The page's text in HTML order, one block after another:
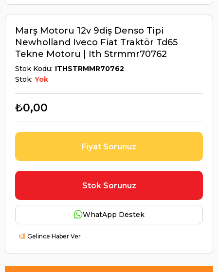
Marş Motoru 12v 9diş Denso Tipi
Newholland Iveco Fiat Traktör Td65
Tekne Motoru | Ith Strmmr70762
Stok Kodu ITHSTRMMR70762
Stok: Yok
₺0,00
Fiyat Sorunuz
Stok Sorunuz
WhatApp Destek
Gelince Haber Ver